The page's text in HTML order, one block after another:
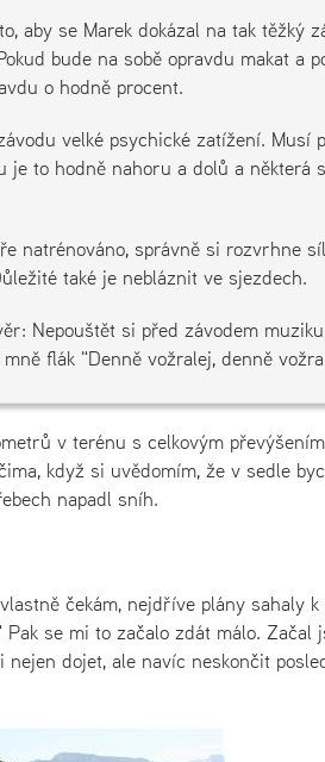
aby se Marek dokázal na tak těžký
bude na sobě opravdu makat a
o hodně procent.
velké psychické zatížení. Musí
to hodně nahoru a dolů a některá
natrénováno, správně si rozvrhne
také je nebláznit ve sjezdech.
Nepouštět si před závodem
flák "Denně vožralej, denně
v terénu s celkovým
když si uvědomím, že v sedle
napadl sníh.
čekám, nejdříve plány sahaly
se mi to začalo zdát málo.
dojet, ale navíc neskončit